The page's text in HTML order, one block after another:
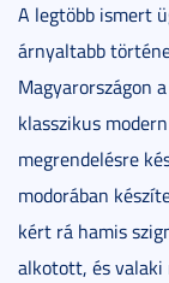
A legtöbb ismert
árnyaltabb
Magyarországon
klasszikus
megrendelésre
modorában
kért rá hamis
alkotott, és valaki